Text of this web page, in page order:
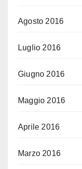
Agosto 2016
Luglio 2016
Giugno 2016
Maggio 2016
Aprile 2016
Marzo 2016